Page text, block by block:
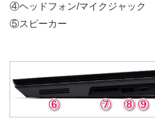
④ヘッドフォン/マイクジャック
⑤スピーカー